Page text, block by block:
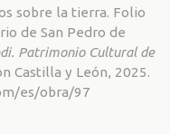
sobre la tierra. Folio
de San Pedro de
Patrimonio Cultural de
Castilla y León, 2025.
es/obra/97